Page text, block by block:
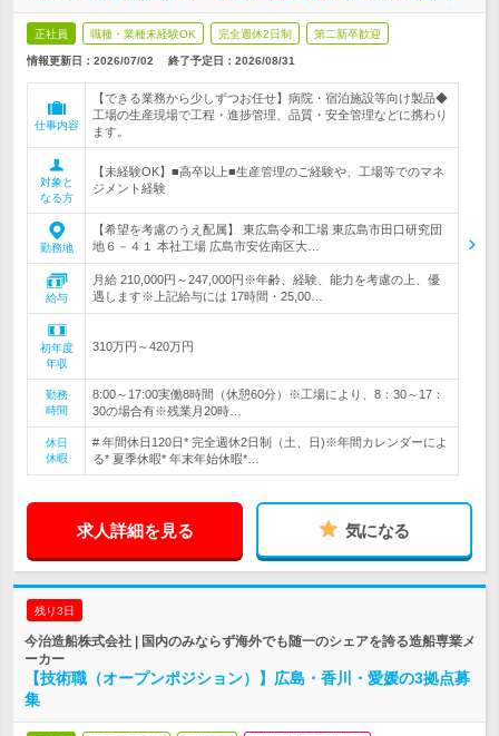
正社員 職種・業種未経験OK 完全週休2日制 第二新卒歓迎
情報更新日：2026/07/02 終了予定日： 2026/08/31
仕事内容
【できる業務から少しずつお任せ】病院・宿泊施設等向け製品◆
工場の生産現場で工程・進捗管理、品質・安全管理などに携わり
ます。
対象と
なる方
【未経験OK】■高卒以上■生産管理のご経験や、工場等でのマネ
ジメント経験
勤務地
【希望を考慮のうえ配属】 東広島令和工場 東広島市田口研究団
地６－４１ 本社工場 広島市安佐南区大…
給与
月給 210,000円～247,000円※年齢、経験、能力を考慮の上、優
遇します※上記給与には 17時間・25,00…
初年度
年収
310万円～420万円
勤務
時間
8:00～17:00実働8時間（休憩60分）※工場により、8：30～17：
30の場合有※残業月20時…
休日
休暇
# 年間休日120日* 完全週休2日制（土、日)※年間カレンダーによ
る* 夏季休暇* 年末年始休暇*…
求人詳細を見る 気になる
残り3日
今治造船株式会社 | 国内のみならず海外でも随一のシェアを誇る造船専業メ
ーカー
【技術職（オープンポジション）】広島・香川・愛媛の3拠点募
集